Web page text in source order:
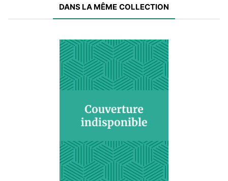
DANS LA MÊME COLLECTION